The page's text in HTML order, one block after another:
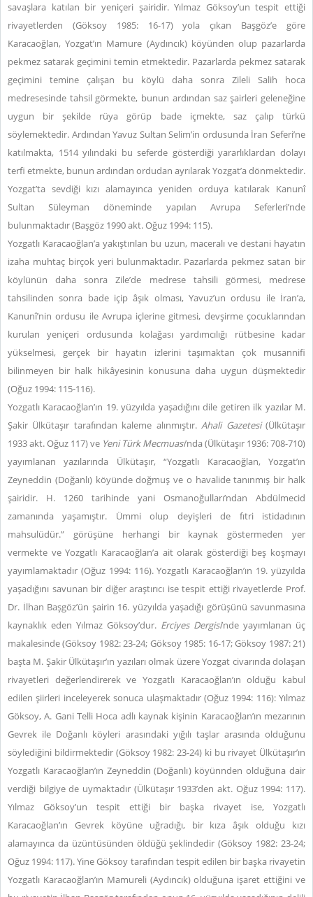
savaşlara katılan bir yeniçeri şairidir. Yılmaz Göksoy’un tespit ettiği
rivayetlerden (Göksoy 1985: 16-17) yola çıkan Başgöz’e göre
Karacaoğlan, Yozgat’ın Mamure (Aydıncık) köyünden olup pazarlarda
pekmez satarak geçimini temin etmektedir. Pazarlarda pekmez satarak
geçimini temine çalışan bu köylü daha sonra Zileli Salih hoca
medresesinde tahsil görmekte, bunun ardından saz şairleri geleneğine
uygun bir şekilde rüya görüp bade içmekte, saz çalıp türkü
söylemektedir. Ardından Yavuz Sultan Selim’in ordusunda İran Seferi’ne
katılmakta, 1514 yılındaki bu seferde gösterdiği yararlıklardan dolayı
terfi etmekte, bunun ardından ordudan ayrılarak Yozgat’a dönmektedir.
Yozgat’ta sevdiği kızı alamayınca yeniden orduya katılarak Kanunî
Sultan Süleyman döneminde yapılan Avrupa Seferleri’nde
bulunmaktadır (Başgöz 1990 akt. Oğuz 1994: 115).
Yozgatlı Karacaoğlan’a yakıştırılan bu uzun, maceralı ve destani hayatın
izaha muhtaç birçok yeri bulunmaktadır. Pazarlarda pekmez satan bir
köylünün daha sonra Zile’de medrese tahsili görmesi, medrese
tahsilinden sonra bade içip âşık olması, Yavuz’un ordusu ile İran’a,
Kanunî’nin ordusu ile Avrupa içlerine gitmesi, devşirme çocuklarından
kurulan yeniçeri ordusunda kolağası yardımcılığı rütbesine kadar
yükselmesi, gerçek bir hayatın izlerini taşımaktan çok musannifi
bilinmeyen bir halk hikâyesinin konusuna daha uygun düşmektedir
(Oğuz 1994: 115-116).
Yozgatlı Karacaoğlan’ın 19. yüzyılda yaşadığını dile getiren ilk yazılar M.
Şakir Ülkütaşır tarafından kaleme alınmıştır.Ahali Gazetesi(Ülkütaşır
1933 akt. Oğuz 117) ve Yeni Türk Mecmuası’nda (Ülkütaşır 1936: 708-710)
yayımlanan yazılarında Ülkütaşır, “Yozgatlı Karacaoğlan, Yozgat’ın
Zeyneddin (Doğanlı) köyünde doğmuş ve o havalide tanınmış bir halk
şairidir. H. 1260 tarihinde yani Osmanoğulları’ndan Abdülmecid
zamanında yaşamıştır. Ümmi olup deyişleri de fıtri istidadının
mahsulüdür.” görüşüne herhangi bir kaynak göstermeden yer
vermekte ve Yozgatlı Karacaoğlan’a ait olarak gösterdiği beş koşmayı
yayımlamaktadır (Oğuz 1994: 116). Yozgatlı Karacaoğlan’ın 19. yüzyılda
yaşadığını savunan bir diğer araştırıcı ise tespit ettiği rivayetlerde Prof.
Dr. İlhan Başgöz’ün şairin 16. yüzyılda yaşadığı görüşünü savunmasına
kaynaklık eden Yılmaz Göksoy’dur. Erciyes Dergisi’nde yayımlanan üç
makalesinde (Göksoy 1982: 23-24; Göksoy 1985: 16-17; Göksoy 1987: 21)
başta M. Şakir Ülkütaşır’ın yazıları olmak üzere Yozgat civarında dolaşan
rivayetleri değerlendirerek ve Yozgatlı Karacaoğlan’ın olduğu kabul
edilen şiirleri inceleyerek sonuca ulaşmaktadır (Oğuz 1994: 116): Yılmaz
Göksoy, A. Gani Telli Hoca adlı kaynak kişinin Karacaoğlan’ın mezarının
Gevrek ile Doğanlı köyleri arasındaki yığılı taşlar arasında olduğunu
söylediğini bildirmektedir (Göksoy 1982: 23-24) ki bu rivayet Ülkütaşır’ın
Yozgatlı Karacaoğlan’ın Zeyneddin (Doğanlı) köyünnden olduğuna dair
verdiği bilgiye de uymaktadır (Ülkütaşır 1933’den akt. Oğuz 1994: 117).
Yılmaz Göksoy’un tespit ettiği bir başka rivayet ise, Yozgatlı
Karacaoğlan’ın Gevrek köyüne uğradığı, bir kıza âşık olduğu kızı
alamayınca da üzüntüsünden öldüğü şeklindedir (Göksoy 1982: 23-24;
Oğuz 1994: 117). Yine Göksoy tarafından tespit edilen bir başka rivayetin
Yozgatlı Karacaoğlan’ın Mamureli (Aydıncık) olduğuna işaret ettiğini ve